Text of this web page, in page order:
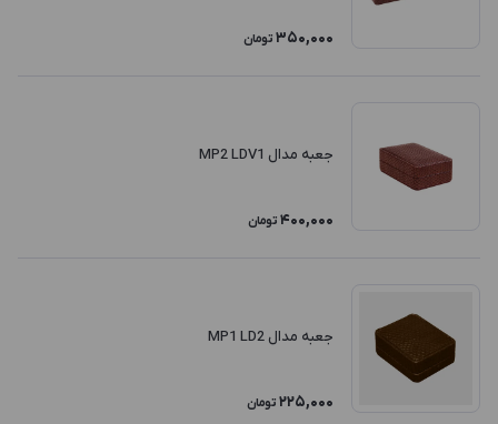
350,000 تومان
جعبه مدال MP2 LDV1
400,000 تومان
جعبه مدال MP1 LD2
225,000 تومان